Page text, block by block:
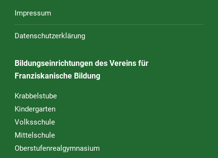
Impressum
Datenschutzerklärung
Bildungseinrichtungen des Vereins für
Franziskanische Bildung
Krabbelstube
Kindergarten
Volksschule
Mittelschule
Oberstufenrealgymnasium